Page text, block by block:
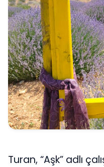
Turan, “Aşk” adlı